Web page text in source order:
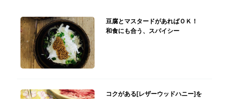
豆腐とマスタードがあればＯＫ！
和食にも合う、スパイシー
コクがある[レザーウッドハニー]を